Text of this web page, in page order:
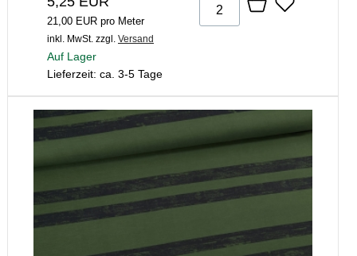
21,00 EUR pro Meter
inkl. MwSt. zzgl. Versand
Auf Lager
Lieferzeit: ca. 3-5 Tage